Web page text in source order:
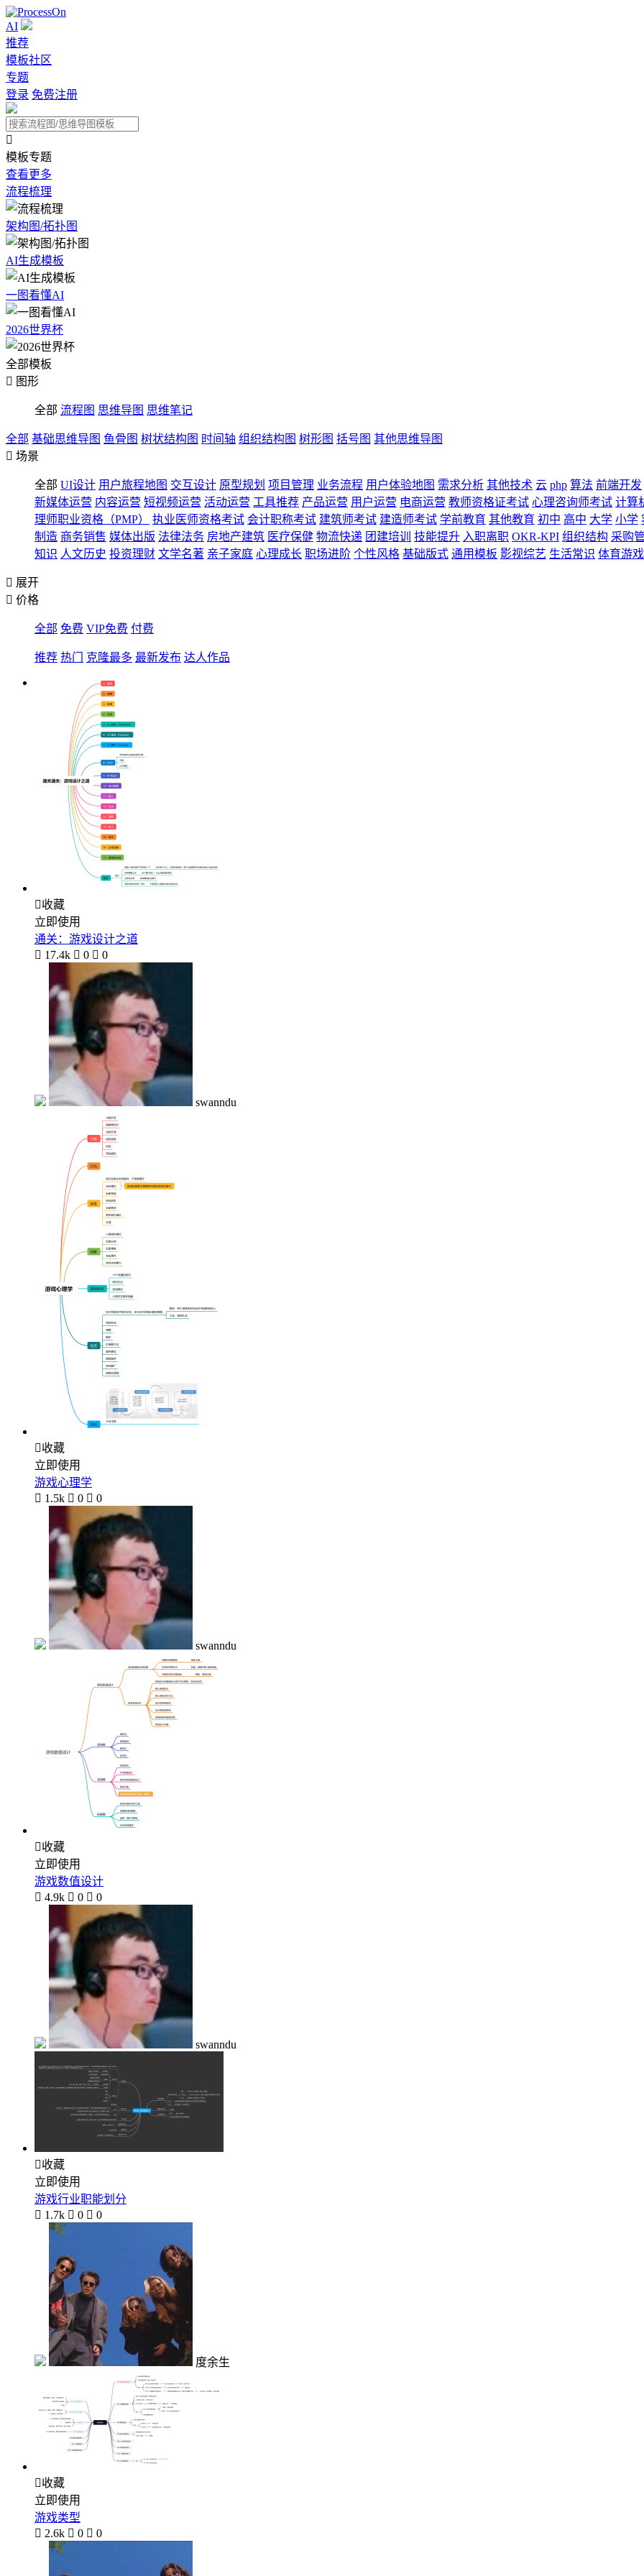
AI
推荐
模板社区
专题
登录 免费注册

模板专题
查看更多
流程梳理
架构图/拓扑图
AI生成模板
一图看懂AI
2026世界杯
全部模板
 图形
全部 流程图 思维导图 思维笔记
全部 基础思维导图 鱼骨图 树状结构图 时间轴 组织结构图 树形图 括号图 其他思维导图
 场景
全部 UI设计 用户旅程地图 交互设计 原型规划 项目管理 业务流程 用户体验地图 需求分析 其他技术 云 php 算法 前端开发
新媒体运营 内容运营 短视频运营 活动运营 工具推荐 产品运营 用户运营 电商运营 教师资格证考试 心理咨询师考试 计算
理师职业资格（PMP）
执业医师资格考试 会计职称考试 建筑师考试 建造师考试 学前教育 其他教育 初中 高中 大学 小学
制造 商务销售 媒体出版 法律法务 房地产建筑 医疗保健 物流快递 团建培训 技能提升 入职离职 OKR-KPI 组织结构 采购
知识 人文历史 投资理财 文学名著 亲子家庭 心理成长 职场进阶 个性风格 基础版式 通用模板 影视综艺 生活常识 体育游戏
 展开
 价格
全部 免费 VIP免费 付费
推荐 热门 克隆最多 最新发布 达人作品
收藏
立即使用
通关：游戏设计之道
 17.4k  0  0
swanndu
收藏
立即使用
游戏心理学
 1.5k  0  0
swanndu
收藏
立即使用
游戏数值设计
 4.9k  0  0
swanndu
收藏
立即使用
游戏行业职能划分
 1.7k  0  0
度余生
收藏
立即使用
游戏类型
 2.6k  0  0